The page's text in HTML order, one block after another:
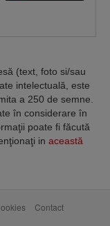
(text, foto si/sau
intelectuală, este
a 250 de semne.
în considerare în
poate fi făcută
in această
Contact